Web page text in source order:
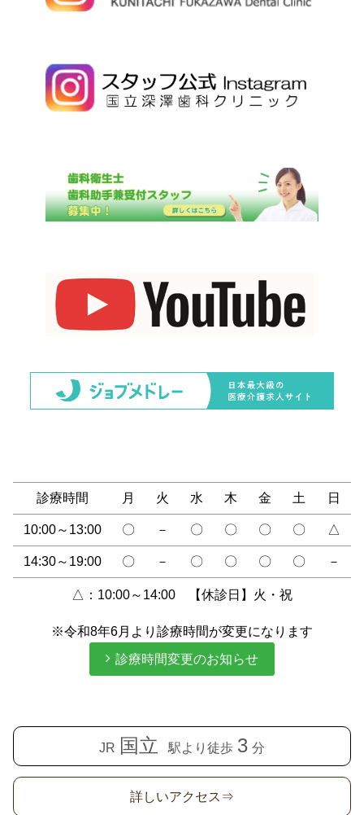
診療時間 月 火 水 木 金 土 日
10:00～13:00 〇 － 〇 〇 〇 〇 △
14:30～19:00 〇 － 〇 〇 〇 〇 －
△：10:00～14:00 【休診日】火・祝
※令和8年6月より診療時間が変更になります
診療時間変更のお知らせ
JR 国立 駅より徒歩 3 分
詳しいアクセス⇒